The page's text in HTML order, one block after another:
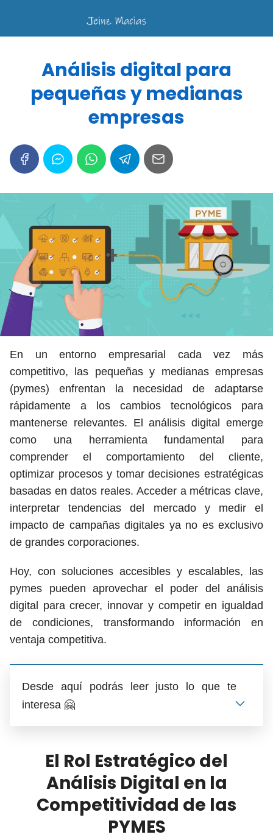
Análisis digital para
pequeñas y medianas
empresas
En un entorno empresarial cada vez más
competitivo, las pequeñas y medianas empresas
(pymes) enfrentan la necesidad de adaptarse
rápidamente a los cambios tecnológicos para
mantenerse relevantes. El análisis digital emerge
como una herramienta fundamental para
comprender el comportamiento del cliente,
optimizar procesos y tomar decisiones estratégicas
basadas en datos reales. Acceder a métricas clave,
interpretar tendencias del mercado y medir el
impacto de campañas digitales ya no es exclusivo
de grandes corporaciones.
Hoy, con soluciones accesibles y escalables, las
pymes pueden aprovechar el poder del análisis
digital para crecer, innovar y competir en igualdad
de condiciones, transformando información en
ventaja competitiva.
Desde aquí podrás leer justo lo que te
interesa 🤗
El Rol Estratégico del
Análisis Digital en la
Competitividad de las
PYMES